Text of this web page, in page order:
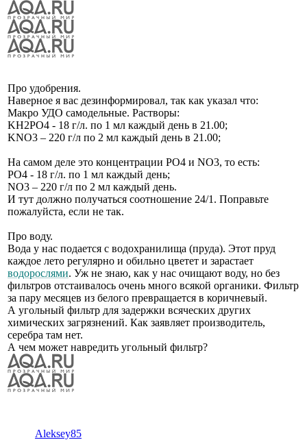
Про удобрения.
Наверное я вас дезинформировал, так как указал что:
Макро УДО самодельные. Растворы:
KH2PO4 - 18 г/л. по 1 мл каждый день в 21.00;
KNO3 – 220 г/л по 2 мл каждый день в 21.00;
На самом деле это концентрации PO4 и NO3, то есть:
PO4 - 18 г/л. по 1 мл каждый день;
NO3 – 220 г/л по 2 мл каждый день.
И тут должно получаться соотношение 24/1. Поправьте
пожалуйста, если не так.
Про воду.
Вода у нас подается с водохранилища (пруда). Этот пруд
каждое лето регулярно и обильно цветет и зарастает
водорослями. Уж не знаю, как у нас очищают воду, но без
фильтров отстаивалось очень много всякой органики. Фильтр
за пару месяцев из белого превращается в коричневый.
А угольный фильтр для задержки всяческих других
химических загрязнений. Как заявляет производитель,
серебра там нет.
А чем может навредить угольный фильтр?
Aleksey85